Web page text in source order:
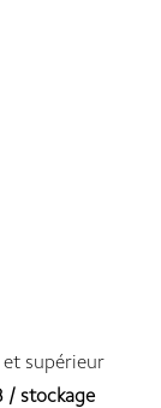
supérieur
/ stockage